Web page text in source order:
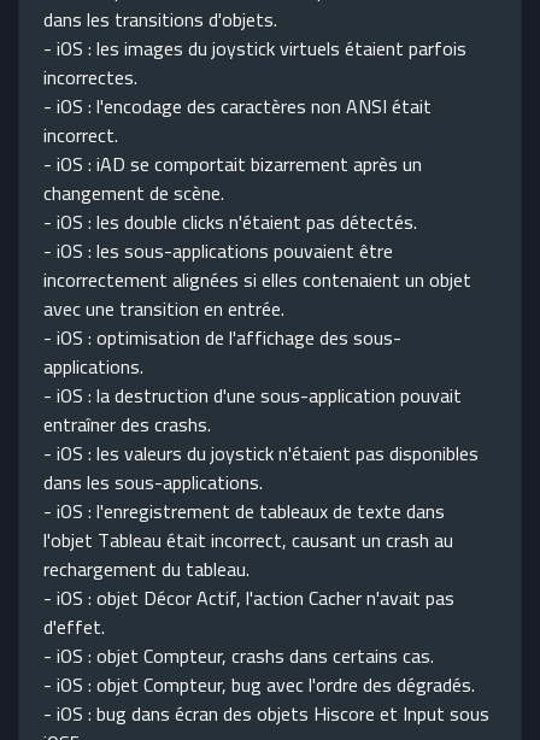
dans les transitions d'objets.
- iOS : les images du joystick virtuels étaient parfois
incorrectes.
- iOS : l'encodage des caractères non ANSI était
incorrect.
- iOS : iAD se comportait bizarrement après un
changement de scène.
- iOS : les double clicks n'étaient pas détectés.
- iOS : les sous-applications pouvaient être
incorrectement alignées si elles contenaient un objet
avec une transition en entrée.
- iOS : optimisation de l'affichage des sous-
applications.
- iOS : la destruction d'une sous-application pouvait
entraîner des crashs.
- iOS : les valeurs du joystick n'étaient pas disponibles
dans les sous-applications.
- iOS : l'enregistrement de tableaux de texte dans
l'objet Tableau était incorrect, causant un crash au
rechargement du tableau.
- iOS : objet Décor Actif, l'action Cacher n'avait pas
d'effet.
- iOS : objet Compteur, crashs dans certains cas.
- iOS : objet Compteur, bug avec l'ordre des dégradés.
- iOS : bug dans écran des objets Hiscore et Input sous